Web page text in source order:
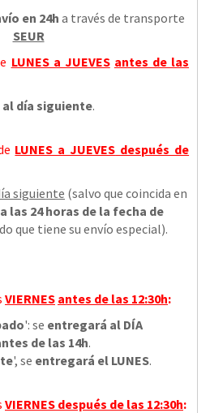
en 24h a través de transporte
SEUR
LUNES a JUEVES antes de las
día siguiente.
LUNES a JUEVES después de
siguiente (salvo que coincida en
las 24 horas de la fecha de
que tiene su envío especial).
VIERNES antes de las 12:30h:
': se entregará al DÍA
de las 14h.
', se entregará el LUNES.
VIERNES después de las 12:30h: